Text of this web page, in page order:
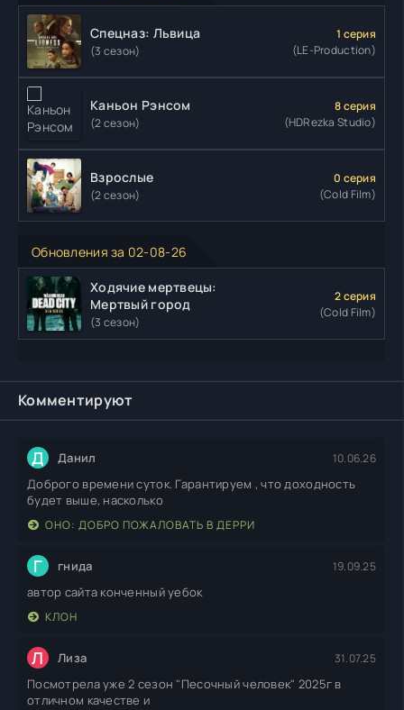
Спецназ: Львица
(3 сезон)
1 серия
(LE-Production)
Каньон Рэнсом
(2 сезон)
8 серия
(HDRezka Studio)
Взрослые
(2 сезон)
0 серия
(Cold Film)
Обновления за 02-08-26
Ходячие мертвецы:
Мертвый город
(3 сезон)
2 серия
(Cold Film)
Комментируют
Д Данил 10.06.26
Доброго времени суток. Гарантируем , что доходность
будет выше, насколько
ОНО: ДОБРО ПОЖАЛОВАТЬ В ДЕРРИ
Г гнида 19.09.25
автор сайта конченный уебок
КЛОН
Л Лиза 31.07.25
Посмотрела уже 2 сезон "Песочный человек" 2025г в
отличном качестве и